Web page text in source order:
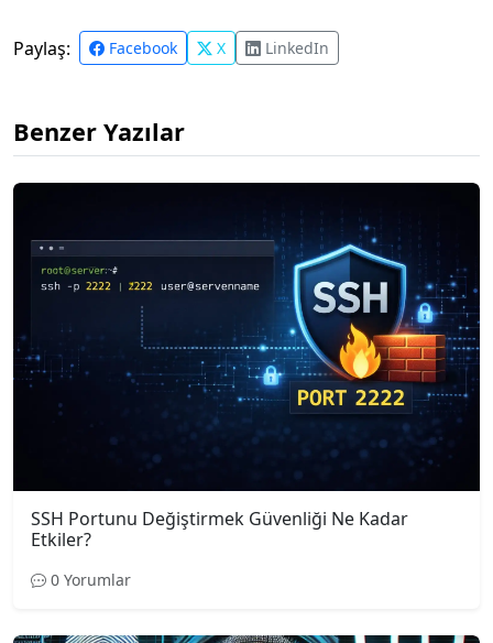
Paylaş: Facebook X LinkedIn
Benzer Yazılar
SSH Portunu Değiştirmek Güvenliği Ne Kadar
Etkiler?
0 Yorumlar